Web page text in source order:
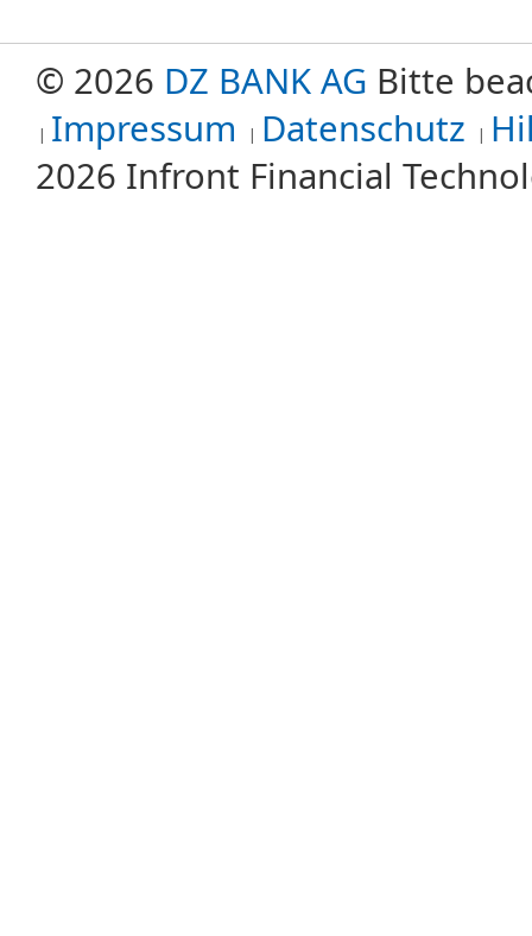
© 2026 DZ BANK AG Bitte
Impressum
Datenschutz
2026 Infront Financial